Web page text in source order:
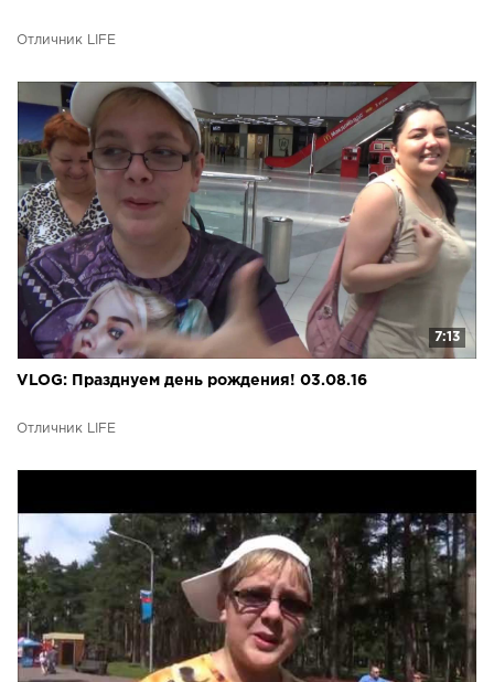
Отличник LIFE
7:13
VLOG: Празднуем день рождения! 03.08.16
Отличник LIFE